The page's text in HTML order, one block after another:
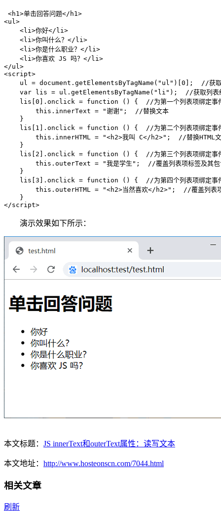
<h1>单击回答问题</h1>
<ul>
    <li>你好</li>
    <li>你叫什么？</li>
    <li>你是什么职业？</li>
    <li>你喜欢 JS 吗？</li>
</ul>
<script>
ul = document.getElementsByTagName("ul")[0];  //获取
var lis = ul.getElementsByTagName("li");  //获取列表结
lis[0].onclick = function () {  //为第一个列表项绑定事
        this.innerText = "谢谢";  //替换文本
    }
lis[1].onclick = function () {  //为第二个列表项绑定事
this.innerHTML = "<h2>我叫 C</h2>";  //替换HTML
    }
lis[2].onclick = function () {  //为第三个列表项绑定事
this.outerText = "我是学生";  //覆盖列表项标签及其包
    }
lis[3].onclick = function () {  //为第四个列表项绑定事
this.outerHTML = "<h2>当然喜欢</h2>";  //覆盖列表项
    }
</script>
演示效果如下所示：
本文标题： JS innerText和outerText属性：读写文本
本文地址： http://www.hosteonscn.com/7044.html
相关文章
刷新